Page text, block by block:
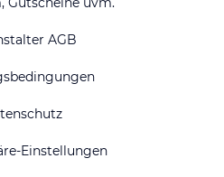
AGB
Einstellungen